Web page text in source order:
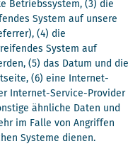
Betriebssystem, (3) die
System auf unsere
(4) die
System auf
(5) das Datum und die
(6) eine Internet-
Internet-Service-Provider
ähnliche Daten und
im Falle von Angriffen
Systeme dienen.